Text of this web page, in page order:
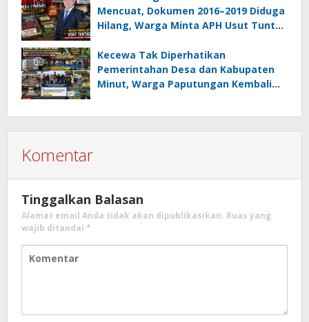
Mencuat, Dokumen 2016–2019 Diduga
Hilang, Warga Minta APH Usut Tuntas
Kumtua HK
Kecewa Tak Diperhatikan
Pemerintahan Desa dan Kabupaten
Minut, Warga Paputungan Kembali
Komentar
Tinggalkan Balasan
Alamat email Anda tidak akan dipublikasikan. Ruas yang
wajib ditandai *